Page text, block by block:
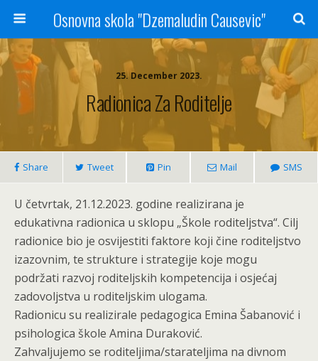
Osnovna skola "Dzemaludin Causevic"
25. December 2023.
Radionica Za Roditelje
Share Tweet Pin Mail SMS
U četvrtak, 21.12.2023. godine realizirana je
edukativna radionica u sklopu „Škole roditeljstva“. Cilj
radionice bio je osvijestiti faktore koji čine roditeljstvo
izazovnim, te strukture i strategije koje mogu
podržati razvoj roditeljskih kompetencija i osjećaj
zadovoljstva u roditeljskim ulogama.
Radionicu su realizirale pedagogica Emina Šabanović i
psihologica škole Amina Duraković.
Zahvaljujemo se roditeljima/starateljima na divnom